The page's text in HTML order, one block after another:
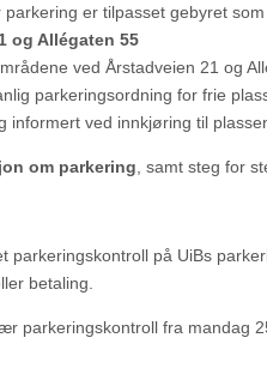
parkering er tilpasset gebyret
og Allégaten 55
ved Årstadveien 21 og
parkeringsordning for frie
informert ved innkjøring til
om parkering , samt steg for
parkeringskontroll på UiBs
betaling.
parkeringskontroll fra mandag